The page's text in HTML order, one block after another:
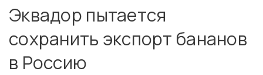
Эквадор пытается
сохранить экспорт бананов
в Россию